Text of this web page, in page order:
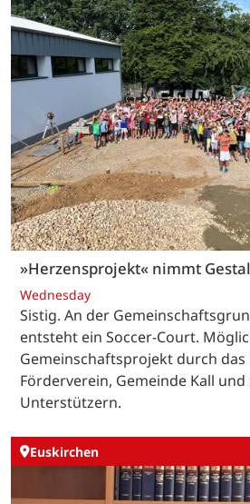
»Herzensprojekt« nimmt
Wednesday
Sistig. An der
entsteht ein Soccer-Court.
Gemeinschaftsprojekt durch das
Förderverein, Gemeinde Kall
Unterstützern.
Euskirchen